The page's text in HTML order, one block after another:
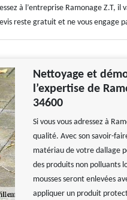
à l’entreprise Ramonage
reste gratuit et ne vous engage
Nettoyage et
l’expertise de
34600
Si vous vous adressez à
qualité. Avec son savoir-
matériau de votre dallage
des produits non polluants
mousses seront enlevées
appliquer un produit